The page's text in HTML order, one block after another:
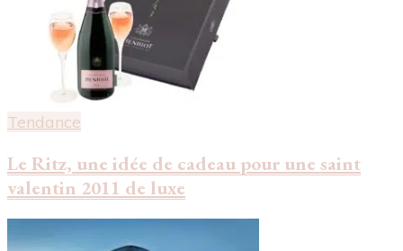
Tendance
Le Ritz, une idée de cadeau pour une saint
valentin 2011 de luxe